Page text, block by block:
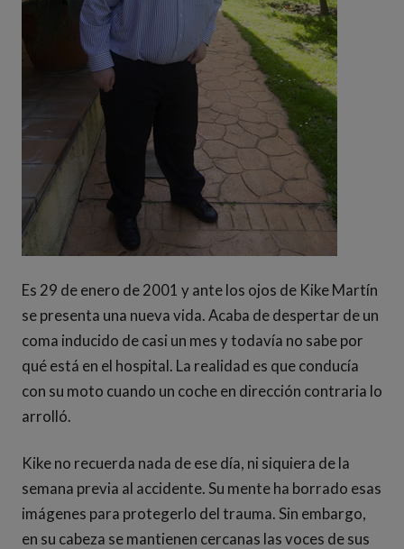
Es 29 de enero de 2001 y ante los ojos de Kike Martín
se presenta una nueva vida. Acaba de despertar de un
coma inducido de casi un mes y todavía no sabe por
qué está en el hospital. La realidad es que conducía
con su moto cuando un coche en dirección contraria lo
arrolló.
Kike no recuerda nada de ese día, ni siquiera de la
semana previa al accidente. Su mente ha borrado esas
imágenes para protegerlo del trauma. Sin embargo,
en su cabeza se mantienen cercanas las voces de sus